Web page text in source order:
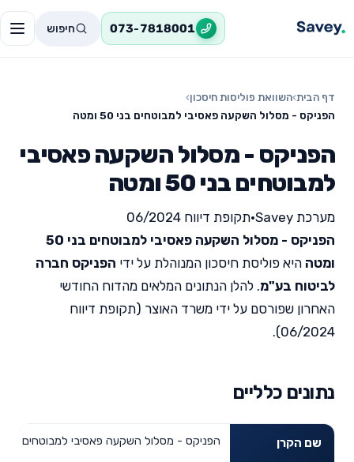
073-7818001 חיפוש
דף הבית›השוואת פוליסות חיסכון›
הפניקס - מסלול השקעה פאסיבי למבוטחים בני 50 ומטה
הפניקס - מסלול השקעה פאסיבי
למבוטחים בני 50 ומטה
מערכת Savey •תקופת דיווח 06/2024
הפניקס - מסלול השקעה פאסיבי למבוטחים בני 50
ומטה היא פוליסת חיסכון המנוהלת על ידי הפניקס חברה
לביטוח בע"מ. להלן הנתונים המלאים מהדוח החודשי
האחרון שפורסם על ידי משרד האוצר (תקופת דיווח
06/2024).
נתונים כלליים
שם הקרן הפניקס - מסלול השקעה פאסיבי למבוטחים בני 50 ומטה